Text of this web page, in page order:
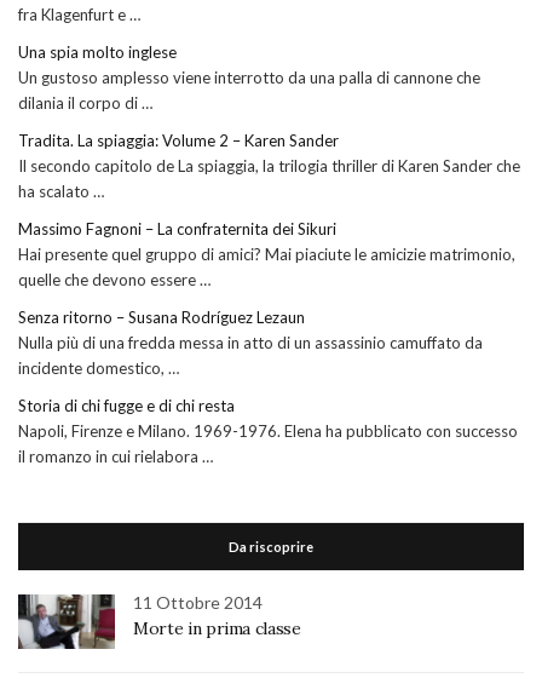
fra Klagenfurt e …
Una spia molto inglese
Un gustoso amplesso viene interrotto da una palla di cannone che
dilania il corpo di …
Tradita. La spiaggia: Volume 2 – Karen Sander
Il secondo capitolo de La spiaggia, la trilogia thriller di Karen Sander che
ha scalato …
Massimo Fagnoni – La confraternita dei Sikuri
Hai presente quel gruppo di amici? Mai piaciute le amicizie matrimonio,
quelle che devono essere …
Senza ritorno – Susana Rodríguez Lezaun
Nulla più di una fredda messa in atto di un assassinio camuffato da
incidente domestico, …
Storia di chi fugge e di chi resta
Napoli, Firenze e Milano. 1969-1976. Elena ha pubblicato con successo
il romanzo in cui rielabora …
Da riscoprire
11 Ottobre 2014
Morte in prima classe